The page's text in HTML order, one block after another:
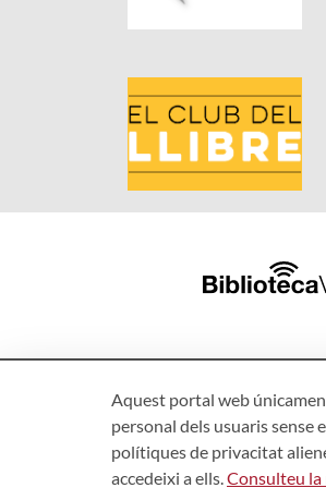
Aquest portal web
personal dels usuaris sense
polítiques de privacitat
accedeixi a ells.Consulteu